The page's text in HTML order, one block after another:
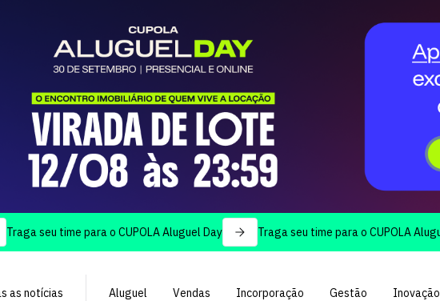
time para o CUPOLA Aluguel Day Traga seu time para o CUPOLA Aluguel Day
as notícias Aluguel Vendas Incorporação Gestão Inovação